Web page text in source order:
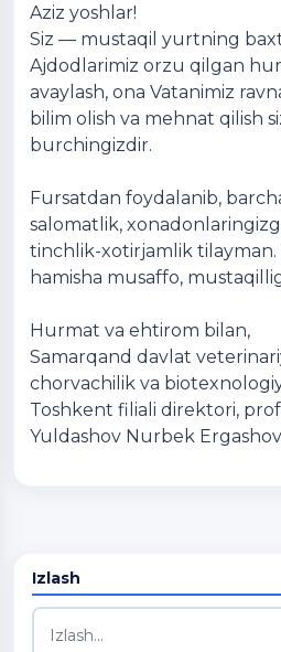
Aziz yoshlar!
Siz — mustaqil yurtning
Ajdodlarimiz orzu qilgan
avaylash, ona Vatanimiz
bilim olish va mehnat qilish
burchingizdir.
Fursatdan foydalanib,
salomatlik,
tinchlik-xotirjamlik tilayman.
hamisha musaffo,
Hurmat va ehtirom bilan,
Samarqand davlat
chorvachilik va
Toshkent filiali direktori,
Yuldashov Nurbek
Izlash